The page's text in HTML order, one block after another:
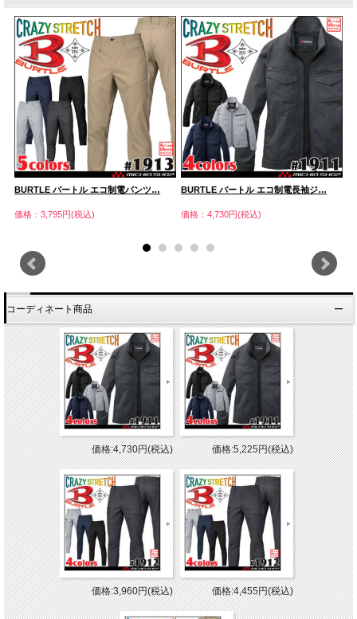
BURTLE バートル エコ制電パンツ…
価格：3,795円(税込)
BURTLE バートル エコ制電長袖ジ…
価格：4,730円(税込)
コーディネート商品
価格:4,730円(税込) 価格:5,225円(税込)
価格:3,960円(税込) 価格:4,455円(税込)